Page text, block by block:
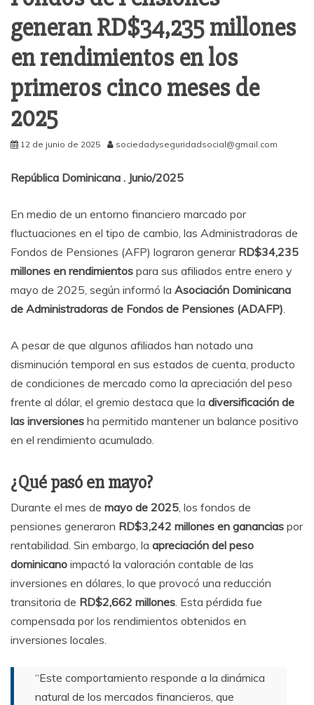
generan RD$34,235 millones
en rendimientos en los
primeros cinco meses de
2025
12 de junio de 2025 sociedadyseguridadsocial@gmail.com
República Dominicana . Junio/2025
En medio de un entorno financiero marcado por
fluctuaciones en el tipo de cambio, las Administradoras de
Fondos de Pensiones (AFP) lograron generar RD$34,235
millones en rendimientos para sus afiliados entre enero y
mayo de 2025, según informó la Asociación Dominicana
de Administradoras de Fondos de Pensiones (ADAFP).
A pesar de que algunos afiliados han notado una
disminución temporal en sus estados de cuenta, producto
de condiciones de mercado como la apreciación del peso
frente al dólar, el gremio destaca que la diversificación de
las inversiones ha permitido mantener un balance positivo
en el rendimiento acumulado.
¿Qué pasó en mayo?
Durante el mes de mayo de 2025, los fondos de
pensiones generaron RD$3,242 millones en ganancias por
rentabilidad. Sin embargo, la apreciación del peso
dominicano impactó la valoración contable de las
inversiones en dólares, lo que provocó una reducción
transitoria de RD$2,662 millones. Esta pérdida fue
compensada por los rendimientos obtenidos en
inversiones locales.
“Este comportamiento responde a la dinámica
natural de los mercados financieros, que